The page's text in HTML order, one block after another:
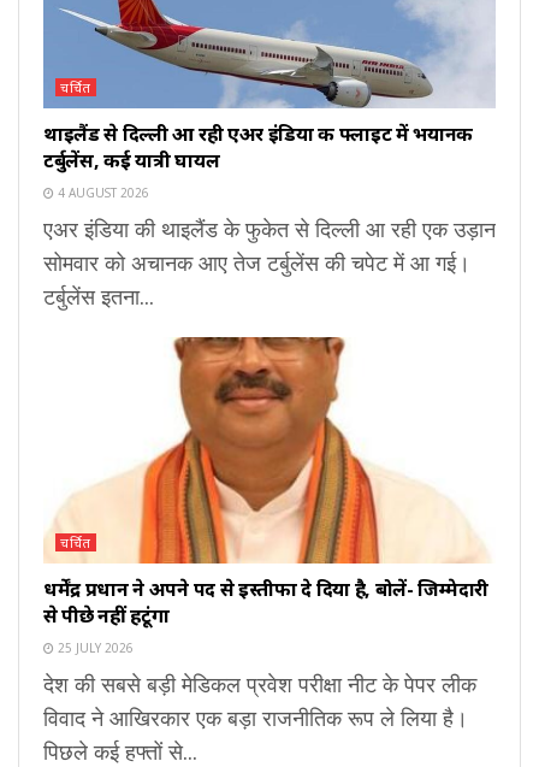
चर्चित
थाइलैंड से दिल्ली आ रही एअर इंडिया की फ्लाइट में भयानक
टर्बुलेंस, कई यात्री घायल
4 AUGUST 2026
एअर इंडिया की थाइलैंड के फुकेत से दिल्ली आ रही एक उड़ान
सोमवार को अचानक आए तेज टर्बुलेंस की चपेट में आ गई।
टर्बुलेंस इतना...
चर्चित
धर्मेंद्र प्रधान ने अपने पद से इस्तीफा दे दिया है, बोलें- जिम्मेदारी
से पीछे नहीं हटूंगा
25 JULY 2026
देश की सबसे बड़ी मेडिकल प्रवेश परीक्षा नीट के पेपर लीक
विवाद ने आखिरकार एक बड़ा राजनीतिक रूप ले लिया है।
पिछले कई हफ्तों से...